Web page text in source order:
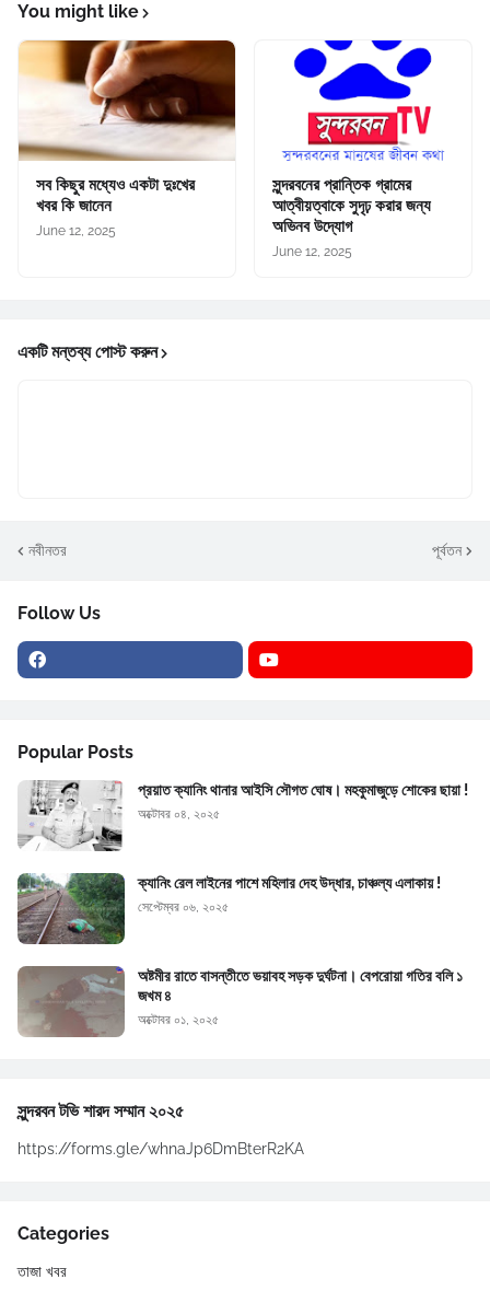
You might like
সব কিছুর মধ্যেও একটা দুঃখের
খবর কি জানেন
June 12, 2025
সুন্দরবনের প্রান্তিক গ্রামের
আত্বীয়ত্বাকে সুদৃঢ় করার জন্য
অভিনব উদ্যোগ
June 12, 2025
একটি মন্তব্য পোস্ট করুন
নবীনতর পূর্বতন
Follow Us
Popular Posts
প্রয়াত ক্যানিং থানার আইসি সৌগত ঘোষ। মহকুমাজুড়ে শোকের ছায়া !
অক্টোবর ০৪, ২০২৫
ক্যানিং রেল লাইনের পাশে মহিলার দেহ উদ্ধার, চাঞ্চল্য এলাকায় !
সেপ্টেম্বর ০৬, ২০২৫
অষ্টমীর রাতে বাসন্তীতে ভয়াবহ সড়ক দুর্ঘটনা। বেপরোয়া গতির বলি ১
জখম ৪
অক্টোবর ০১, ২০২৫
সুন্দরবন টভি শারদ সম্মান ২০২৫
https://forms.gle/whnaJp6DmBterR2KA
Categories
তাজা খবর